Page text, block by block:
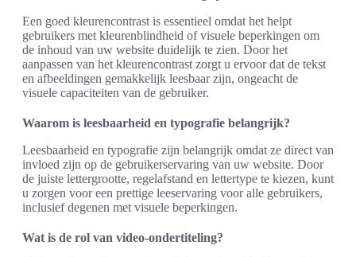
Een goed kleurencontrast is essentieel omdat het helpt
gebruikers met kleurenblindheid of visuele beperkingen om
de inhoud van uw website duidelijk te zien. Door het
aanpassen van het kleurencontrast zorgt u ervoor dat de tekst
en afbeeldingen gemakkelijk leesbaar zijn, ongeacht de
visuele capaciteiten van de gebruiker.
Waarom is leesbaarheid en typografie belangrijk?
Leesbaarheid en typografie zijn belangrijk omdat ze direct van
invloed zijn op de gebruikerservaring van uw website. Door
de juiste lettergrootte, regelafstand en lettertype te kiezen, kunt
u zorgen voor een prettige leeservaring voor alle gebruikers,
inclusief degenen met visuele beperkingen.
Wat is de rol van video-ondertiteling?